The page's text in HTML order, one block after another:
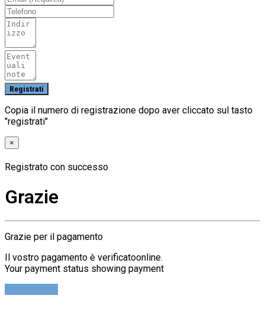
Copia il numero di registrazione dopo aver cliccato sul tasto
"registrati"
×
Registrato con successo
Grazie
Grazie per il pagamento
Il vostro pagamento è verificatoonline.
Your payment status showing payment